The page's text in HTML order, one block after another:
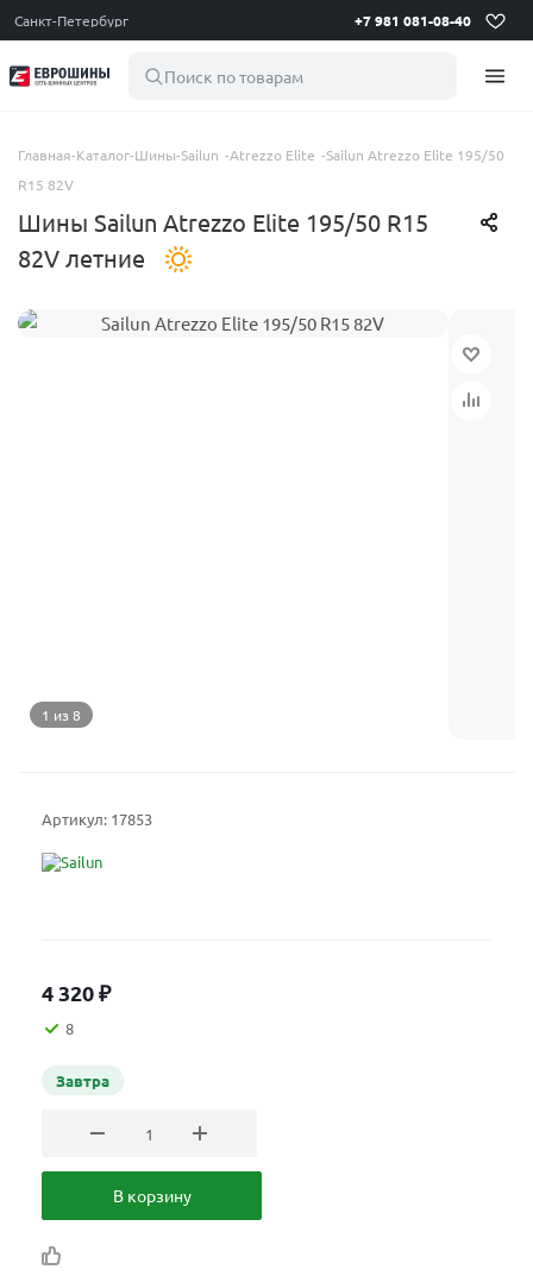
Санкт-Петербург +7 981 081-08-40
Поиск по товарам
Главная-Каталог-Шины-Sailun -Atrezzo Elite -Sailun Atrezzo Elite 195/50
R15 82V
Шины Sailun Atrezzo Elite 195/50 R15
82V летние
1 из 8
Артикул: 17853
4 320₽
8
Завтра
В корзину